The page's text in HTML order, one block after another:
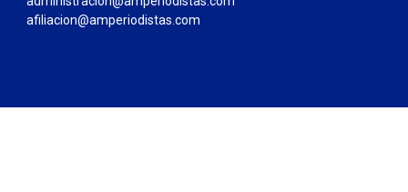
afiliacion@amperiodistas.com